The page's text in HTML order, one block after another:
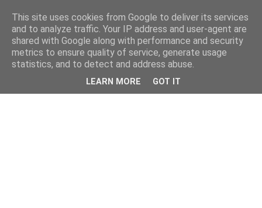
This site uses cookies from Google to deliver its services
and to analyze traffic. Your IP address and user-agent are
shared with Google along with performance and security
metrics to ensure quality of service, generate usage
statistics, and to detect and address abuse.
LEARN MORE GOT IT